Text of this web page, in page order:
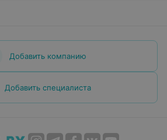
Добавить компанию
Добавить специалиста